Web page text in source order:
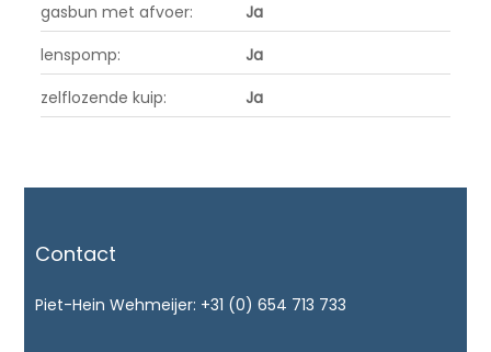
gasbun met afvoer:
Ja
lenspomp:
Ja
zelflozende kuip:
Ja
Contact
Piet-Hein Wehmeijer: +31 (0) 654 713 733